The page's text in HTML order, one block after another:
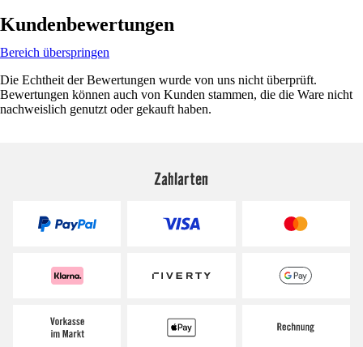
Kundenbewertungen
Bereich überspringen
Die Echtheit der Bewertungen wurde von uns nicht überprüft.
Bewertungen können auch von Kunden stammen, die die Ware nicht
nachweislich genutzt oder gekauft haben.
Zahlarten